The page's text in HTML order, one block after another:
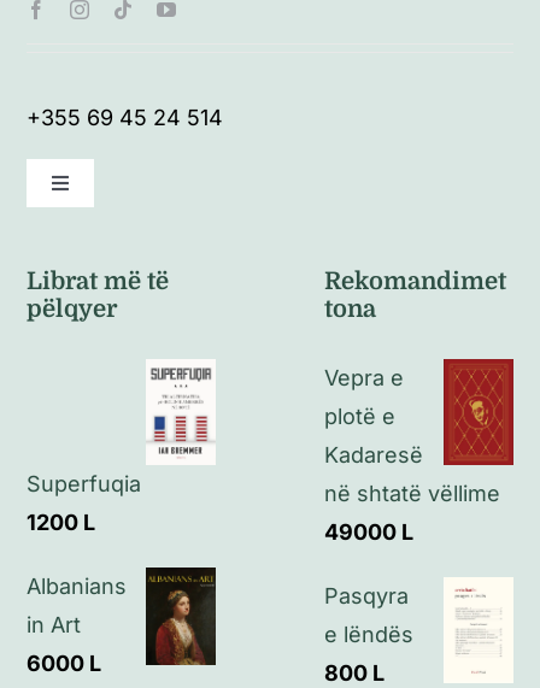
+355 69 45 24 514
Toggle
Politikat e kthimeve
Politikat e privatësisë
Kontakt
Librat më të
pëlqyer
Superfuqia
1200 L
Albanians
in Art
6000 L
Rekomandimet
tona
Vepra e
plotë e
Kadaresë
në shtatë vëllime
49000 L
Pasqyra
e lëndës
800 L